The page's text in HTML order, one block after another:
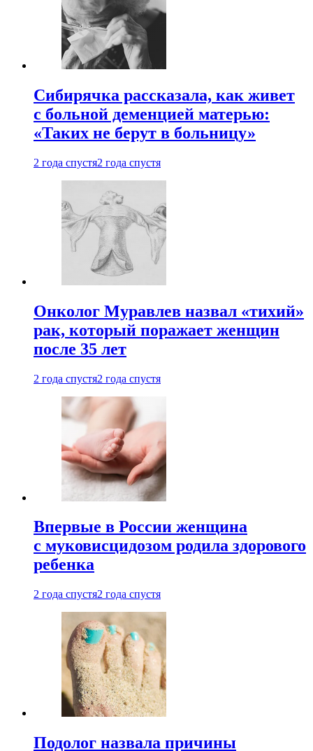
Сибирячка рассказала, как живет
с больной деменцией матерью:
«Таких не берут в больницу»
2 года спустя2 года спустя
Онколог Муравлев назвал «тихий»
рак, который поражает женщин
после 35 лет
2 года спустя2 года спустя
Впервые в России женщина
с муковисцидозом родила здорового
ребенка
2 года спустя2 года спустя
Подолог назвала причины